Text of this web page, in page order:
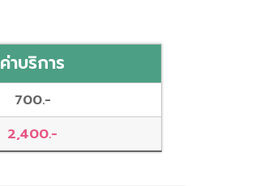
ค่าบริการ
700.-
2,400.-